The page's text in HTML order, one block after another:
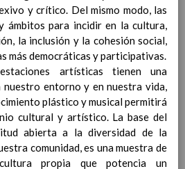
Objetivos del Ã¡rea
ContribuciÃ³n del Ã¡rea a
las competencias clave
ConcreciÃ³n curricular
para la etapa. Perfiles de
Ã¡rea y de
competencias
En revisiÃ³n
Ãrea de Lengua Extranjera
(inglÃ©s)
Objetivos del Ã¡rea
ContribuciÃ³n del Ã¡rea a
y crítico. Del mismo modo, las
ámbitos para incidir en la cultura,
la inclusión y la cohesión social,
más democráticas y participativas.
artísticas tienen una
nuestro entorno y en nuestra vida,
plástico y musical permitirá
cultural y artístico. La base del
abierta a la diversidad de la
comunidad, es una muestra de
propia que potencia un